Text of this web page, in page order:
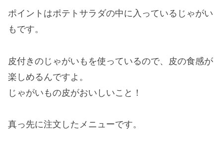
ポイントはポテトサラダの中に入っているじゃがい
もです。
皮付きのじゃがいもを使っているので、皮の食感が
楽しめるんですよ。
じゃがいもの皮がおいしいこと！
真っ先に注文したメニューです。